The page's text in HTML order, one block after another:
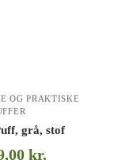
OG PRAKTISKE
grå, stof
kr.